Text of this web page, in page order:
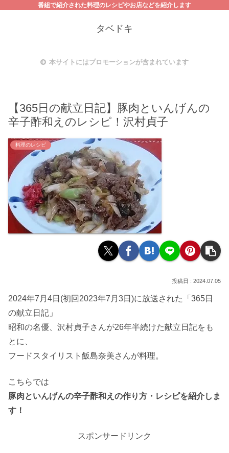
番組で紹介された料理のレシピやお店などを紹介します
タベドキ
本サイトにはプロモーションが含まれています
【365日の献立日記】豚肉といんげんの
辛子酢和えのレシピ！沢村貞子
料理のレシピ
2024.07.05
2024年7月4日(初回2023年7月3日)に放送された「365日
の献立日記」
昭和の名優、沢村貞子さんが26年半続けた献立日記をも
とに、
フードスタイリスト飯島奈美さんが料理。
こちらでは
豚肉といんげんの辛子酢和えの作り方・レシピを紹介しま
す！
スポンサードリンク